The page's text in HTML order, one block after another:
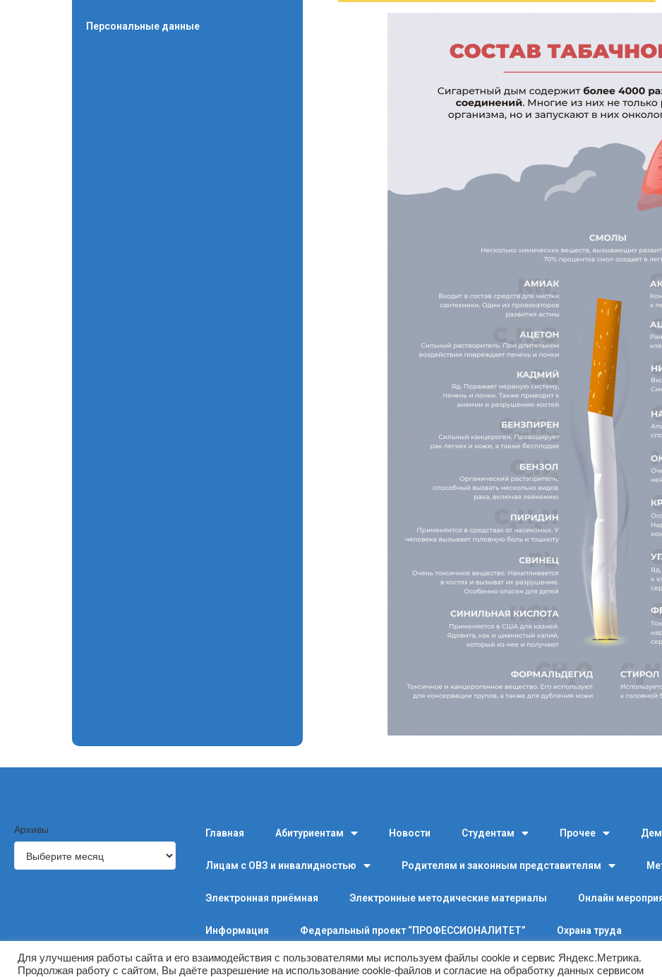
Персональные данные
Архивы Главная Абитуриентам Новости Студентам Прочее
Лицам с ОВЗ и инвалидностью Родителям и законным представителям
Электронная приёмная Электронные методические материалы Онлайн
Информация Федеральный проект “ПРОФЕССИОНАЛИТЕТ” Охрана труда
Для улучшения работы сайта и его взаимодействия с пользователями мы используем файлы cookie и сервис Яндекс.Метрика.
Продолжая работу с сайтом, Вы даёте разрешение на использование cookie-файлов и согласие на обработку данных сервисом